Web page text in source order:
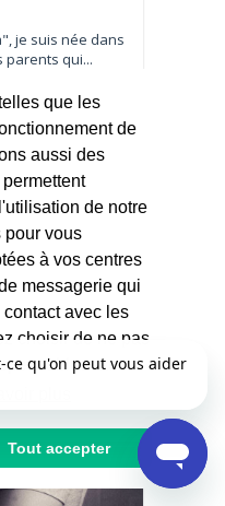
je suis née dans
parents qui...
que les
de
aussi des
de notre
pour vous
à vos centres
messagerie qui
avec les
choisir de ne pas
au
Tout accepter